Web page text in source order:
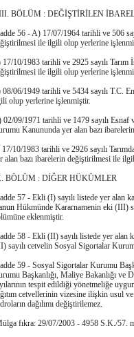
BÖLÜM : DEĞİŞTİRİLEN
56 - A) 17/07/1964 tarihli ve 506
ile ilgili olup yerlerine
17/10/1983 tarihli ve 2925 sayılı
ile ilgili olup yerlerine
08/06/1949 tarihli ve 5434 sayılı T.C.
olup yerlerine işlenmiştir.
02/09/1971 tarihli ve 1479 sayılı Esnaf
Kanununda yer alan bazı
17/10/1983 tarihli ve 2926 sayılı
alan bazı ibarelerin değiştirilmesi ile
BÖLÜM : DİĞER HÜKÜMLER
57 - Ekli (I) sayılı listede yer alan
Hükmünde Kararnamenin eki (III)
eklenmiştir.
58 - Ekli (II) sayılı listede yer alan
sayılı cetvelin Sosyal Sigortalar
59 - Sosyal Sigortalar Kurumu
Başkanlığı, Maliye Bakanlığı ve
tespit edildiği yönetmeliğe
cetvellerinin vizesine ilişkin usul
dağılımı değiştirilemez.
fıkra: 29/07/2003 - 4958 S.K./57.